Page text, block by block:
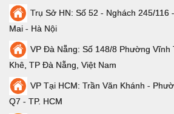
Trụ Sở HN: Số 52 - Nghách 245/116
Mai - Hà Nội
VP Đà Nẵng: Số 148/8 Phường Vĩnh
Khê, TP Đà Nẵng, Việt Nam
VP Tại HCM: Trần Văn Khánh -
Q7 - TP. HCM